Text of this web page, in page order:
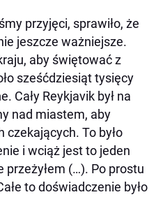
przyjęci, sprawiło, że
jeszcze ważniejsze.
aby świętować z
sześćdziesiąt tysięcy
Cały Reykjavik był na
nad miastem, aby
To było
i wciąż jest to jeden
przeżyłem (…). Po prostu
to doświadczenie było